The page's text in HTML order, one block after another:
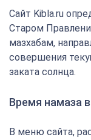
Сайт Kibla.ru
Старом
мазхабам,
совершения
заката солнца.
Время намаза
В меню сайта,